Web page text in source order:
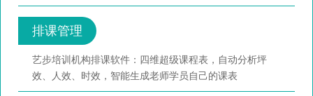
排课管理
艺步培训机构排课软件：四维超级课程表，自动分析坪
效、人效、时效，智能生成老师学员自己的课表